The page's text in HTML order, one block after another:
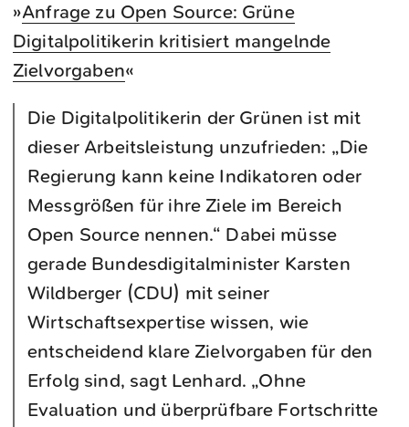
»Anfrage zu Open Source: Grüne
Digitalpolitikerin kritisiert mangelnde
Zielvorgaben«
Die Digitalpolitikerin der Grünen ist mit
dieser Arbeitsleistung unzufrieden: „Die
Regierung kann keine Indikatoren oder
Messgrößen für ihre Ziele im Bereich
Open Source nennen.“ Dabei müsse
gerade Bundesdigitalminister Karsten
Wildberger (CDU) mit seiner
Wirtschaftsexpertise wissen, wie
entscheidend klare Zielvorgaben für den
Erfolg sind, sagt Lenhard. „Ohne
Evaluation und überprüfbare Fortschritte